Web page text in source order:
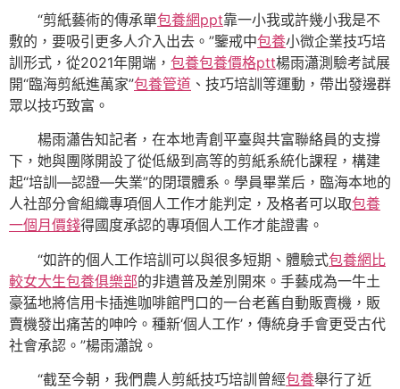
“剪紙藝術的傳承單包養網ppt靠一小我或許幾小我是不
敷的，要吸引更多人介入出去。”鑒戒中包養小微企業技巧培
訓形式，從2021年開端， 包養包養價格ptt楊雨瀟測驗考試展
開“臨海剪紙進萬家”包養管道 、技巧培訓等運動，帶出發邊群
眾以技巧致富。
楊雨瀟告知記者，在本地青創平臺與共富聯絡員的支撐
下，她與團隊開設了從低級到高等的剪紙系統化課程，構建
起“培訓—認證—失業”的閉環體系。學員畢業后，臨海本地的
人社部分會組織專項個人工作才能判定，及格者可以取包養
一個月價錢得國度承認的專項個人工作才能證書。
“如許的個人工作培訓可以與很多短期、體驗式包養網比
較女大生包養俱樂部的非遺普及差別開來。手藝成為一牛土
豪猛地將信用卡插進咖啡館門口的一台老舊自動販賣機，販
賣機發出痛苦的呻吟。種新‘個人工作’，傳統身手會更受古代
社會承認。”楊雨瀟說。
“截至今朝，我們農人剪紙技巧培訓曾經包養舉行了近